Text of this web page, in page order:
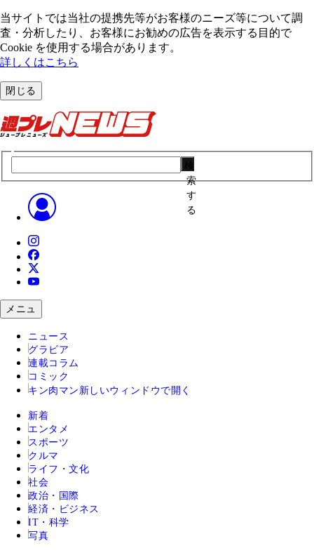
当サイトでは当社の提携先等がお客様のニーズ等について調
査・分析したり、お客様にお勧めの広告を表⽰する⽬的で
Cookie を使⽤する場合があります。
詳しくはこちら
閉じる
索
す
る
メニュ
ニュース
グラビア
連載コラム
コミック
キン肉マン 新しいウィンドウで開く
新着
エンタメ
スポーツ
クルマ
ライフ・文化
社会
政治・国際
経済・ビジネス
IT・科学
写真